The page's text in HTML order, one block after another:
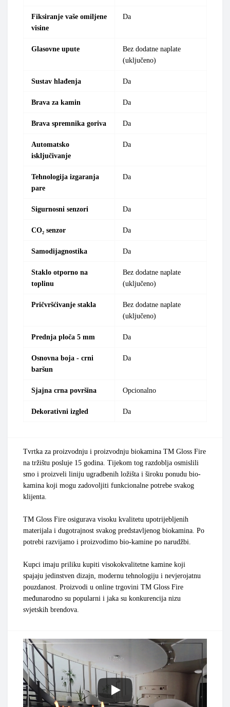
Fiksiranje vaše omiljene
visine
Da
Glasovne upute
Bez dodatne naplate
(uključeno)
Sustav hlađenja Da
Brava za kamin Da
Brava spremnika goriva Da
Automatsko
isključivanje
Da
Tehnologija izgaranja
pare
Da
Sigurnosni senzori Da
CO₂ senzor Da
Samodijagnostika Da
Staklo otporno na
toplinu
Bez dodatne naplate
(uključeno)
Pričvršćivanje stakla
Bez dodatne naplate
(uključeno)
Prednja ploča 5 mm Da
Osnovna boja - crni
baršun
Da
Sjajna crna površina Opcionalno
Dekorativni izgled Da
Tvrtka za proizvodnju i proizvodnju biokamina TM Gloss Fire
na tržištu posluje 15 godina. Tijekom tog razdoblja osmislili
smo i proizveli liniju ugradbenih ložišta i široku ponudu bio-
kamina koji mogu zadovoljiti funkcionalne potrebe svakog
klijenta.
TM Gloss Fire osigurava visoku kvalitetu upotrijebljenih
materijala i dugotrajnost svakog predstavljenog biokamina. Po
potrebi razvijamo i proizvodimo bio-kamine po narudžbi.
Kupci imaju priliku kupiti visokokvalitetne kamine koji
spajaju jedinstven dizajn, modernu tehnologiju i nevjerojatnu
pouzdanost. Proizvodi u online trgovini TM Gloss Fire
međunarodno su popularni i jaka su konkurencija nizu
svjetskih brendova.